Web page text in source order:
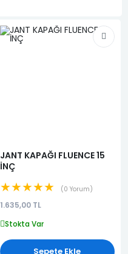
JANT KAPAĞI FLUENCE 15
İNÇ
★★★★★ 0 Yorum
1.635,00 TL
Stokta Var
Sepete Ekle